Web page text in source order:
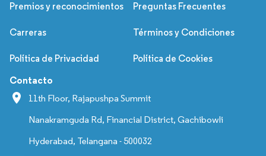
Premios y reconocimientos Preguntas Frecuentes
Carreras Términos y Condiciones
Política de Privacidad Política de Cookies
Contacto
11th Floor, Rajapushpa Summit
Nanakramguda Rd, Financial District, Gachibowli
Hyderabad, Telangana - 500032